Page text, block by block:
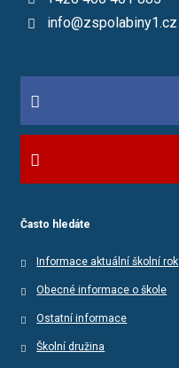
info@zspolabiny1.cz
Často hledáte
Informace aktuální školní rok
Obecné informace o škole
Ostatní informace
Školní družina